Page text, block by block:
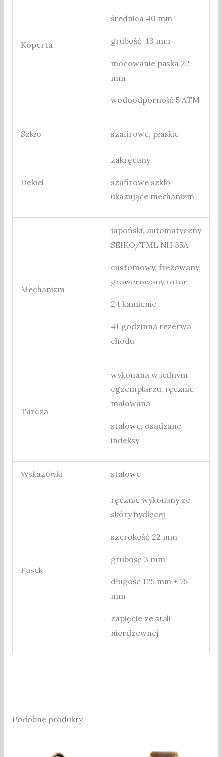
Koperta
średnica 40 mm
grubość 13 mm
mocowanie paska 22
mm
wodoodporność 5 ATM
Szkło szafirowe, płaskie
Dekiel
zakręcany
szafirowe szkło
ukazujące mechanizm
Mechanizm
japoński, automatyczny
SEIKO/TML NH 35A
customowy, frezowany,
grawerowany rotor
24 kamienie
41 godzinna rezerwa
chodu
Tarcza
wykonana w jednym
egzemplarzu, ręcznie
malowana
stalowe, osadzane
indeksy
Wskazówki stalowe
Pasek
ręcznie wykonany ze
skóry bydlęcej
szerokość 22 mm
grubość 3 mm
długość 125 mm + 75
mm
zapięcie ze stali
nierdzewnej
Podobne produkty